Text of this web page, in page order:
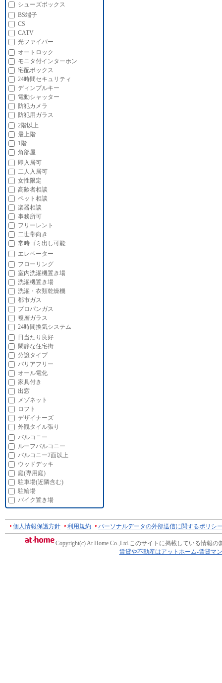
シューズボックス
BS端子
CS
CATV
光ファイバー
オートロック
モニタ付インターホン
宅配ボックス
24時間セキュリティ
ディンプルキー
電動シャッター
防犯カメラ
防犯用ガラス
2階以上
最上階
1階
角部屋
即入居可
二人入居可
女性限定
高齢者相談
ペット相談
楽器相談
事務所可
フリーレント
二世帯向き
常時ゴミ出し可能
エレベーター
フローリング
室内洗濯機置き場
洗濯機置き場
洗濯・衣類乾燥機
都市ガス
プロパンガス
複層ガラス
24時間換気システム
日当たり良好
閑静な住宅街
分譲タイプ
バリアフリー
オール電化
家具付き
出窓
メゾネット
ロフト
デザイナーズ
外観タイル張り
バルコニー
ルーフバルコニー
バルコニー2面以上
ウッドデッキ
庭(専用庭)
駐車場(近隣含む)
駐輪場
バイク置き場
個人情報保護方針 利用規約 パーソナルデータの外部送信に関するポリシ
Copyright(c) At Home Co.,Ltd.このサイトに掲載している情報の
賃貸や不動産はアットホーム-賃貸マ